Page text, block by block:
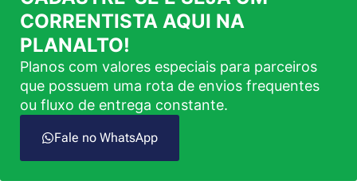
CORRENTISTA AQUI NA
PLANALTO!
Planos com valores especiais para parceiros
que possuem uma rota de envios frequentes
ou fluxo de entrega constante.
Fale no WhatsApp